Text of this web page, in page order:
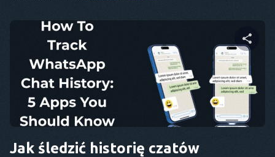
Udostępnij ten artykuł
Facebook Kopiuj link
Jak śledzić historię czatów